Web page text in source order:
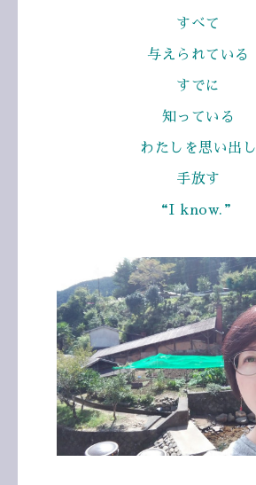
すべて
与えられている
すでに
知っている
わたしを思い出し
手放す
“I know.”